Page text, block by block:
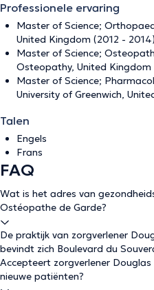
Professionele ervaring
Master of Science;
United Kingdom (2012 - 2014)
Master of Science;
Osteopathy, United
Master of Science;
University of Greenwich,
Talen
Engels
Frans
FAQ
Wat is het adres van
Ostéopathe de Garde?
De praktijk van zorgverlener
bevindt zich Boulevard du
Accepteert zorgverlener
nieuwe patiënten?